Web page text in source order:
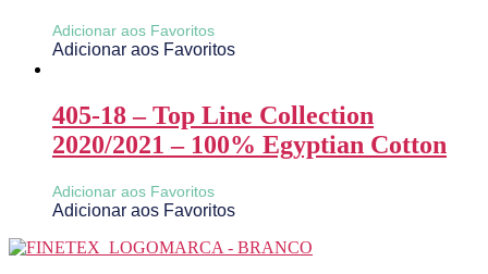
Adicionar aos Favoritos
Adicionar aos Favoritos
405-18 – Top Line Collection
2020/2021 – 100% Egyptian Cotton
Adicionar aos Favoritos
Adicionar aos Favoritos